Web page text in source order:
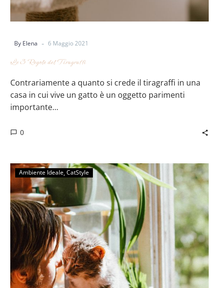
By Elena - 6 Maggio 2021
Le 3 Regole del Tiragraffi
Contrariamente a quanto si crede il tiragraffi in una
casa in cui vive un gatto è un oggetto parimenti
importante…
0
Ambiente Ideale CatStyle